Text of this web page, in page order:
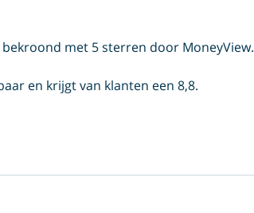
met 5 sterren door MoneyView.
en krijgt van klanten een 8,8.